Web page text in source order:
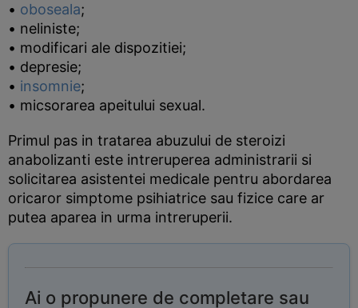
• oboseala;
• neliniste;
• modificari ale dispozitiei;
• depresie;
• insomnie;
• micsorarea apeitului sexual.
Primul pas in tratarea abuzului de steroizi
anabolizanti este intreruperea administrarii si
solicitarea asistentei medicale pentru abordarea
oricaror simptome psihiatrice sau fizice care ar
putea aparea in urma intreruperii.
Ai o propunere de completare sau